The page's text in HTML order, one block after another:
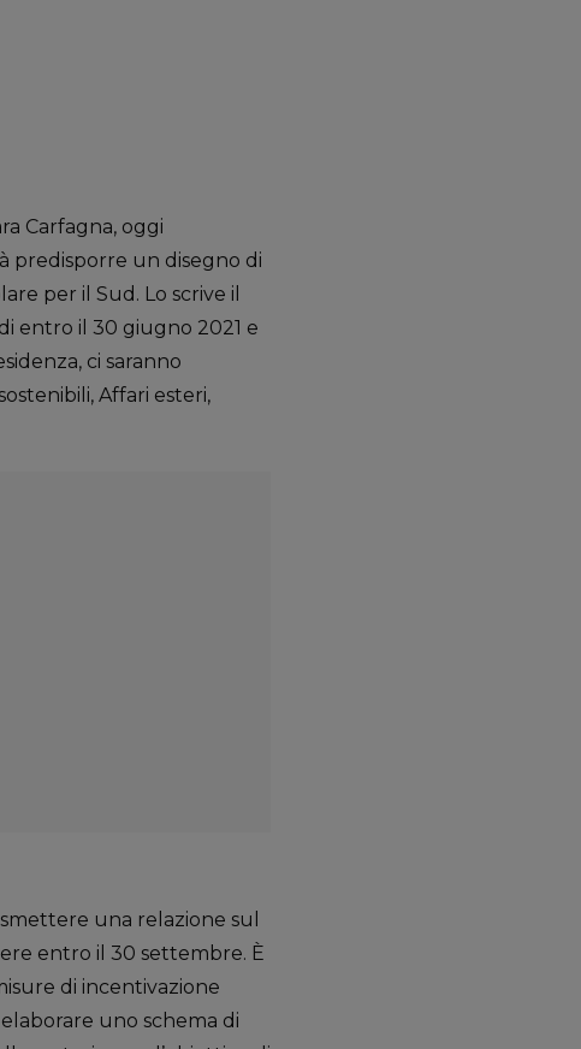
Carfagna, oggi
predisporre un disegno di
per il Sud. Lo scrive il
entro il 30 giugno 2021 e
ci saranno
Affari esteri,
una relazione sul
entro il 30 settembre. È
di incentivazione
uno schema di